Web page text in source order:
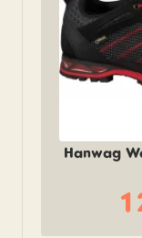
Hanwag